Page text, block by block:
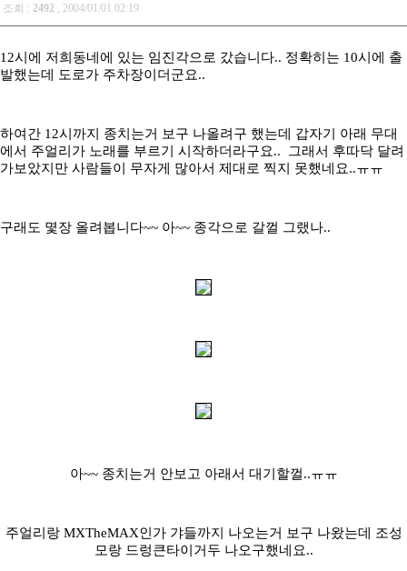
조회 : 2492 , 2004/01/01 02:19
12시에 저희동네에 있는 임진각으로 갔습니다.. 정확히는 10시에 출
발했는데 도로가 주차장이더군요..
하여간 12시까지 종치는거 보구 나올려구 했는데 갑자기 아래 무대
에서 주얼리가 노래를 부르기 시작하더라구요.. 그래서 후따닥 달려
가보았지만 사람들이 무자게 많아서 제대로 찍지 못했네요..ㅠㅠ
구래도 몇장 올려봅니다~~ 아~~ 종각으로 갈껄 그랬나..
아~~ 종치는거 안보고 아래서 대기할껄..ㅠㅠ
주얼리랑 MXTheMAX인가 갸들까지 나오는거 보구 나왔는데 조성
모랑 드렁큰타이거두 나오구했네요..